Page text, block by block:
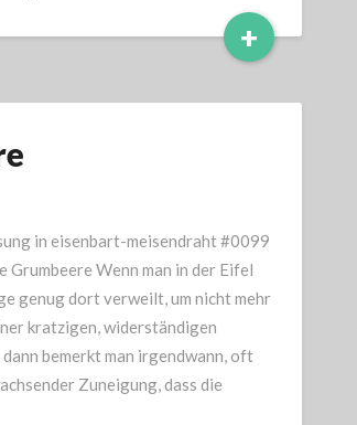
+Read
More
in eisenbart-meisendraht #0099
Wenn man in der Eifel
genug dort verweilt, um nicht mehr
kratzigen, widerständigen
bemerkt man irgendwann, oft
Zuneigung, dass die